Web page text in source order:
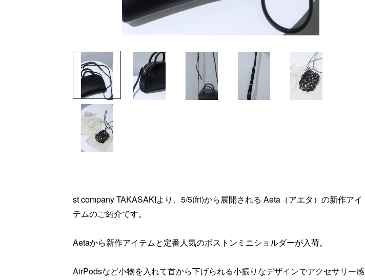
st company TAKASAKIより、5/5(fri)から展開される Aeta（アエタ）の新作アイ
テムのご紹介です。
Aetaから新作アイテムと定番人気のボストンミニショルダーが入荷。
AirPodsなど小物を入れて首から下げられる小振りなデザインでアクセサリー感